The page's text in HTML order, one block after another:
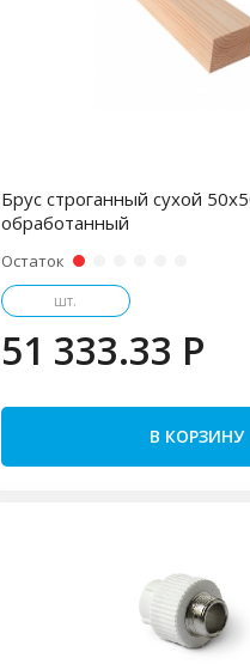
Брус строганный сухой
обработанный
Остаток
шт.
51 333.33 P
В КОРЗИНУ